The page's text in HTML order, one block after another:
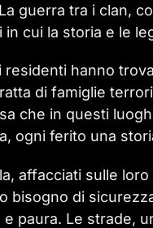
guerra tra i clan,
cui la storia e le
residenti hanno
di famiglie
che in questi
ogni ferito una
affacciati sulle
bisogno di
paura. Le strade,